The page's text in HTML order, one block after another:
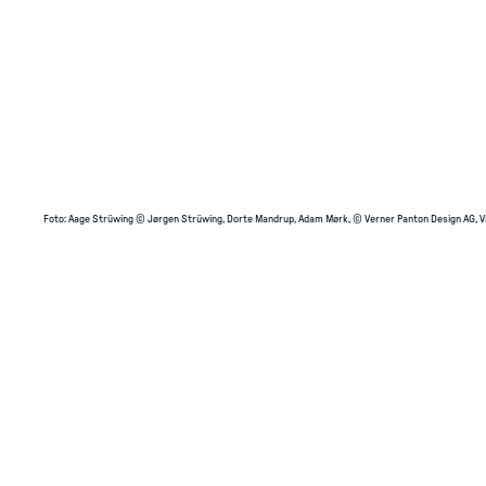
Foto: Aage Strüwing © Jørgen Strüwing, Dorte Mandrup, Adam Mørk, © Verner Panton Design AG,